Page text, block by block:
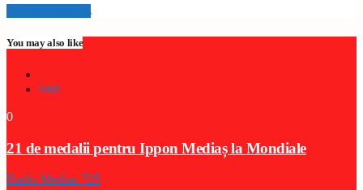
Info and episodes
You may also like
Stiri
0
21 de medalii pentru Ippon Mediaș la Mondiale
Radio Medias 725